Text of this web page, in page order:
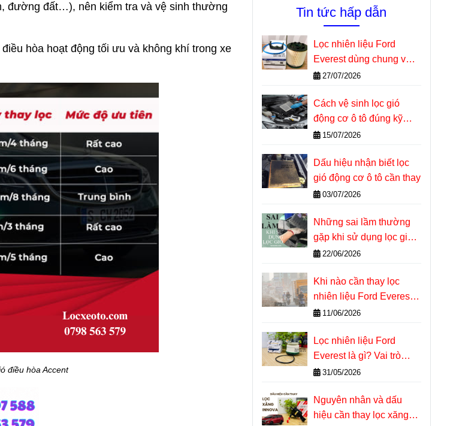
đường đất…), nên kiểm tra và vệ sinh thường
hòa hoạt động tối ưu và không khí trong xe
điều hòa Accent
Tin tức hấp dẫn
Lọc nhiên liệu Ford
Everest dùng chung với
những dòng xe nào?
27/07/2026
Cách vệ sinh lọc gió
động cơ ô tô đúng kỹ
thuật tại nhà
15/07/2026
Dấu hiệu nhận biết lọc
gió động cơ ô tô cần thay
03/07/2026
Những sai lầm thường
gặp khi sử dụng lọc gió
động cơ ô tô
22/06/2026
Khi nào cần thay lọc
nhiên liệu Ford Everest?
Dấu hiệu nhận biết chính
11/06/2026
Lọc nhiên liệu Ford
Everest là gì? Vai trò
quan trọng với động cơ
31/05/2026
Nguyên nhân và dấu
hiệu cần thay lọc xăng